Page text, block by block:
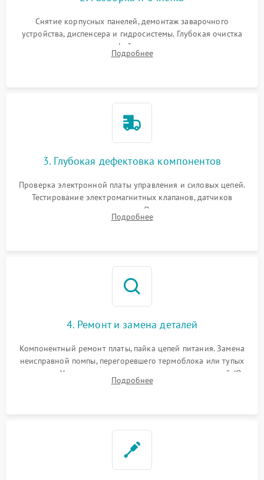
Снятие корпусных панелей, демонтаж заварочного
устройства, диспенсера и гидросистемы. Глубокая очистка
внутренних узлов от кофейных масел, жмыха и накипи.
Промывка дренажных каналов и фильтров с использованием
Подробнее
3. Глубокая дефектовка компонентов
Проверка электронной платы управления и силовых цепей.
Тестирование электромагнитных клапанов, датчиков
температуры и расходомера. Оценка степени износа
жерновов кофемолки, уплотнительных колец гидросистемы
Подробнее
4. Ремонт и замена деталей
Компонентный ремонт платы, пайка цепей питания. Замена
неисправной помпы, перегоревшего термоблока или тупых
жерновов. Установка новых силиконовых уплотнителей (O-
ring) и тефлоновых трубок для надежного устранения
Подробнее